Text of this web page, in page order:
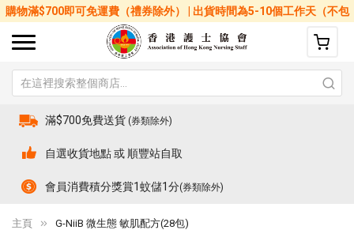
購物滿$700即可免運費（禮券除外） | 出貨時間為5-10個工作天（不包
括星期六、日及公眾假期）
滿$700免費送貨 (券類除外)
自選收貨地點 或 順豐站自取
會員消費積分獎賞1蚊儲1分(券類除外)
主頁 G-NiiB 微生態 敏肌配方(28包)